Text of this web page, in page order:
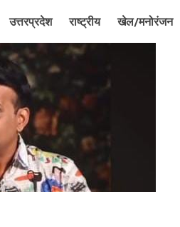
उत्तरप्रदेश राष्ट्रीय खेल/मनोरंजन